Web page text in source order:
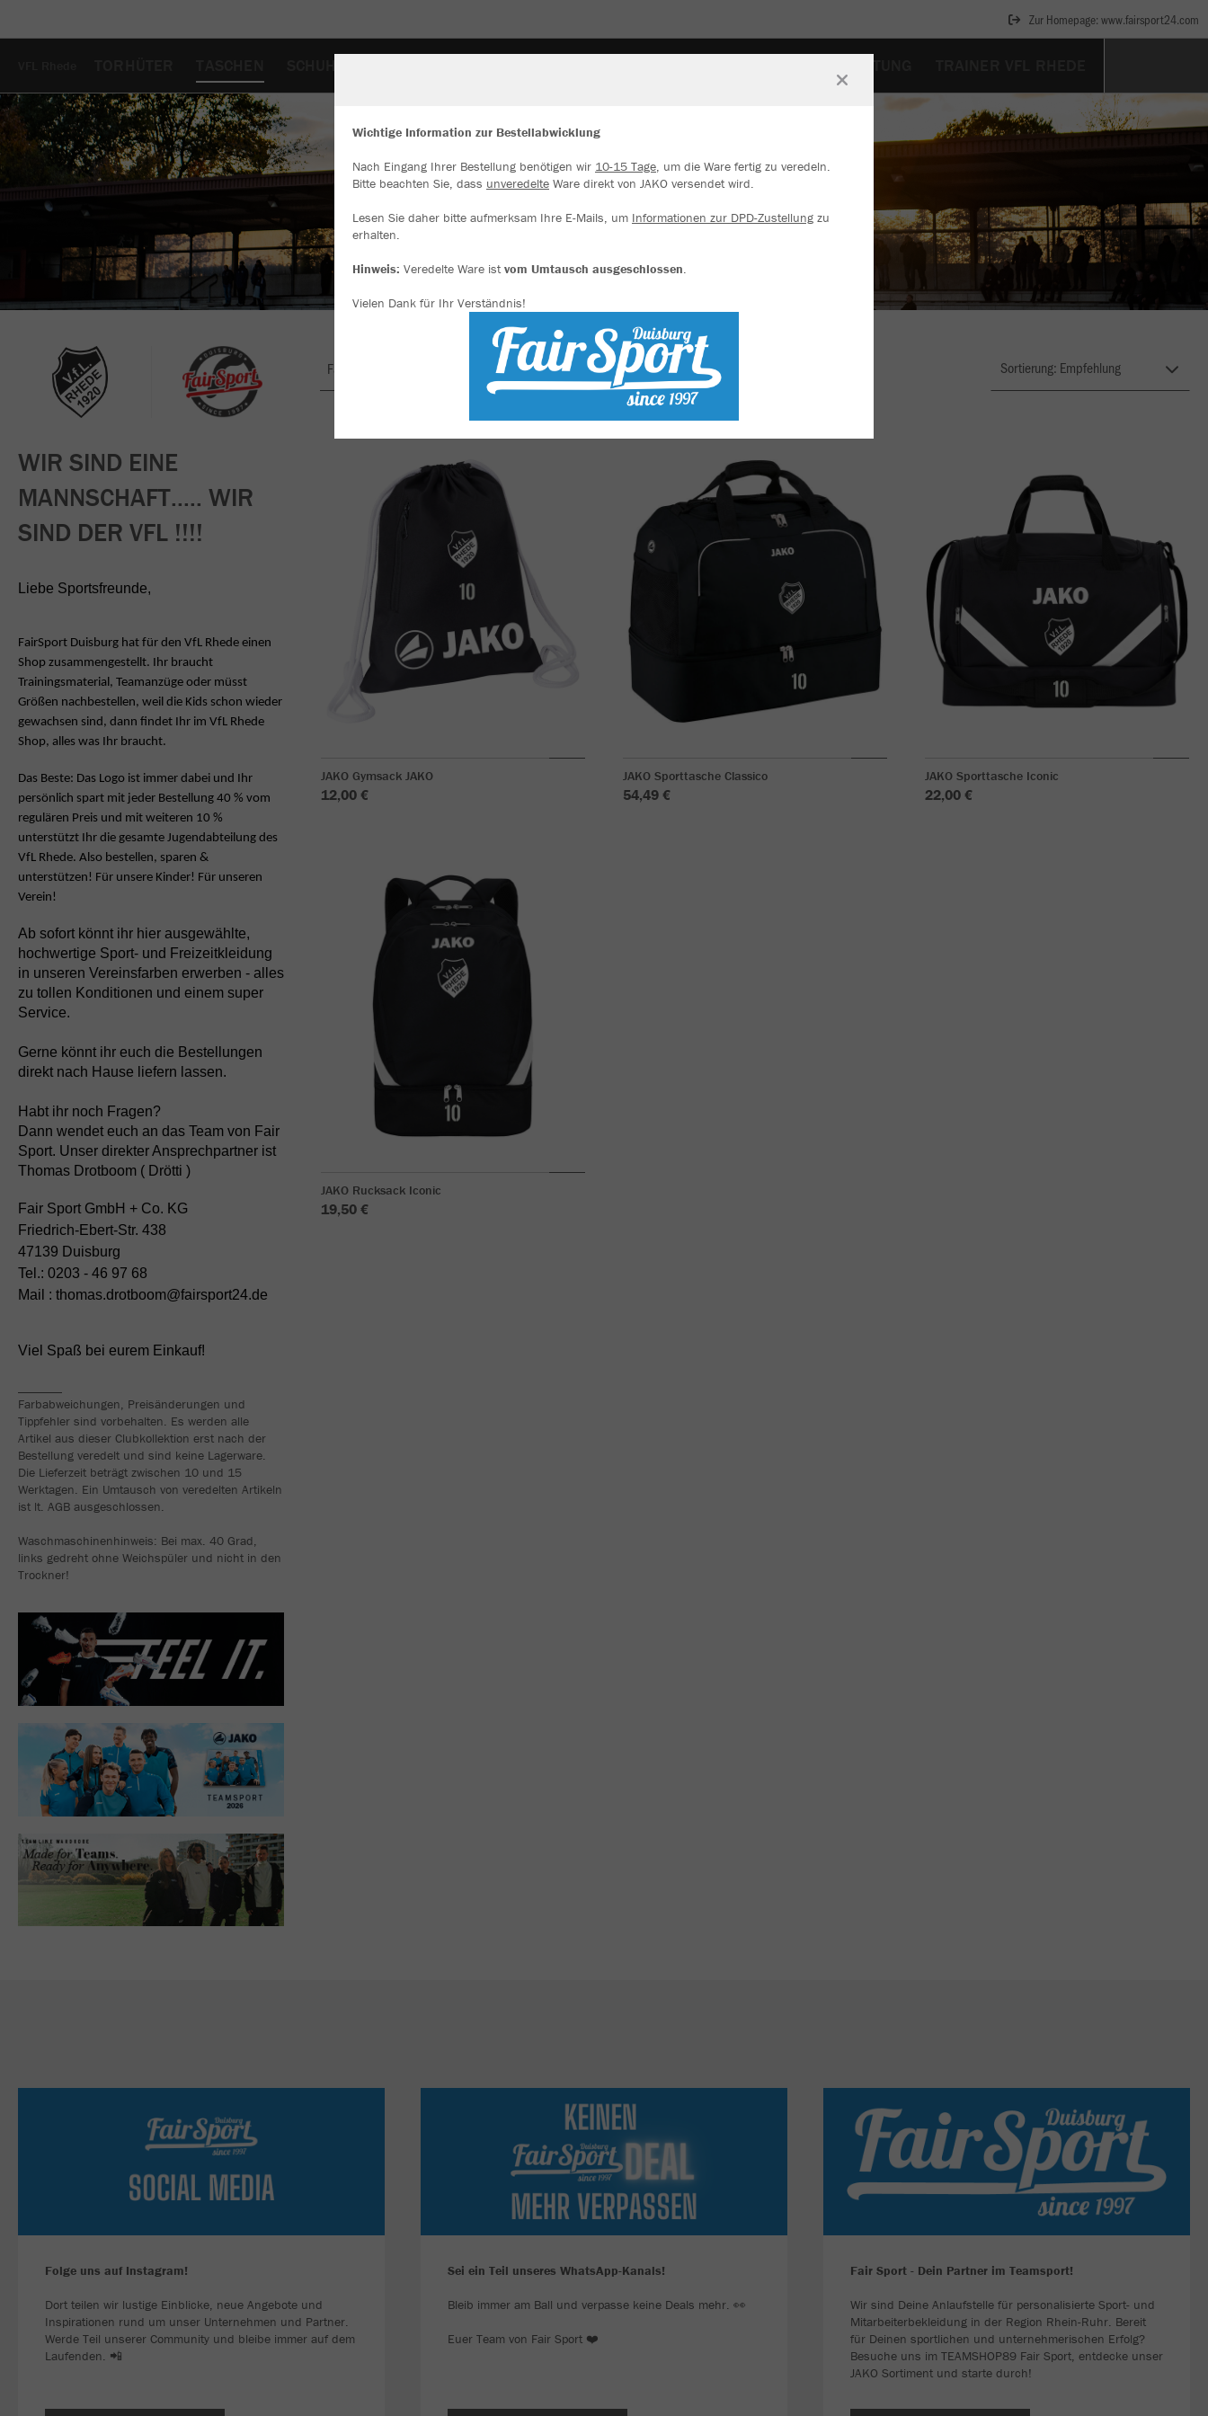
Zur Homepage: www.fairsport24.com
WIR SIND EINE
MANNSCHAFT..... WIR
SIND DER VFL !!!!
Liebe Sportsfreunde,
FairSport Duisburg hat für den VfL Rhede einen
Shop zusammengestellt. Ihr braucht
Trainingsmaterial, Teamanzüge oder müsst
Größen nachbestellen, weil die Kids schon wieder
gewachsen sind, dann findet Ihr im VfL Rhede
Shop, alles was Ihr braucht.
Das Beste: Das Logo ist immer dabei und Ihr
persönlich spart mit jeder Bestellung 40 % vom
regulären Preis und mit weiteren 10 %
unterstützt Ihr die gesamte Jugendabteilung des
VfL Rhede. Also bestellen, sparen &
unterstützen! Für unsere Kinder! Für unseren
Verein!
Ab sofort könnt ihr hier ausgewählte,
hochwertige Sport- und Freizeitkleidung
in unseren Vereinsfarben erwerben - alles
zu tollen Konditionen und einem super
Service.
Gerne könnt ihr euch die Bestellungen
direkt nach Hause liefern lassen.
Habt ihr noch Fragen?
Dann wendet euch an das Team von Fair
Sport. Unser direkter Ansprechpartner ist
Thomas Drotboom ( Drötti )
Fair Sport GmbH + Co. KG
Friedrich-Ebert-Str. 438
47139 Duisburg
Tel.: 0203 - 46 97 68
Mail : thomas.drotboom@fairsport24.de
Viel Spaß bei eurem Einkauf!
Farbabweichungen, Preisänderungen und
Tippfehler sind vorbehalten. Es werden alle
Artikel aus dieser Clubkollektion erst nach der
Bestellung veredelt und sind keine Lagerware.
Die Lieferzeit beträgt zwischen 10 und 15
Werktagen. Ein Umtausch von veredelten Artikeln
ist lt. AGB ausgeschlossen.
Waschmaschinenhinweis: Bei max. 40 Grad,
links gedreht ohne Weichspüler und nicht in den
Trockner!
Farbe
JAKO Gymsack JAKO
12,00 €
JAKO Sporttasche Classico
54,49 €
JAKO Sporttasche Iconic
22,00 €
JAKO Rucksack Iconic
19,50 €
Folge uns auf Instagram!
Dort teilen wir lustige Einblicke, neue Angebote und
Inspirationen rund um unser Unternehmen und Partner.
Werde Teil unserer Community und bleibe immer auf dem
Laufenden. 📲
Sei ein Teil unseres WhatsApp-Kanals!
Bleib immer am Ball und verpasse keine Deals mehr. 👀
Euer Team von Fair Sport ❤️
Fair Sport - Dein Partner im Teamsport!
Wir sind Deine Anlaufstelle für personalisierte Sport- und
Mitarbeiterbekleidung in der Region Rhein-Ruhr. Bereit
für Deinen sportlichen und unternehmerischen Erfolg?
Besuche uns im TEAMSHOP89 Fair Sport, entdecke unser
JAKO Sortiment und starte durch!
Wichtige Information zur Bestellabwicklung
Nach Eingang Ihrer Bestellung benötigen wir 10-15 Tage, um die Ware fertig zu veredeln.
Bitte beachten Sie, dass unveredelte Ware direkt von JAKO versendet wird.
Lesen Sie daher bitte aufmerksam Ihre E-Mails, um Informationen zur DPD-Zustellung zu
erhalten.
Hinweis: Veredelte Ware istvom Umtausch ausgeschlossen.
Vielen Dank für Ihr Verständnis!
Wir verwenden Cookies
Durch die Analyse der Besucherdaten können wir dir personalisierte Inhalte
Cookies findest Du in den Einstellungen.
mehr Infos
Datenschutz Impressum